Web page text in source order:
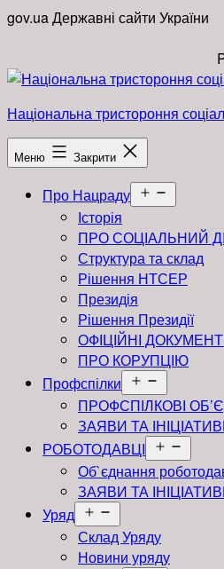
Перейти
gov.uaДержавні сайти України
Національна тристороння
Меню Закрити
Про Нацраду
меню
Історія
ПРО СОЦІАЛЬНИЙ
Структура та склад
Рішення НТСЕР
Президія
Рішення Президії
ОФІЦІЙНІ
ПРО КОРУПЦІЮ
Профспілки
меню
ПРОФСПІЛКОВІ
ЗАЯВИ ТА
РОБОТОДАВЦІ
меню
Об`єднання
ЗАЯВИ ТА
Уряд
меню
Склад Уряду
Новини уряду